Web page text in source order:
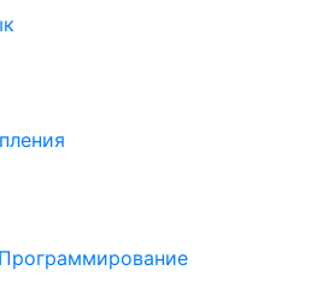
Программирование